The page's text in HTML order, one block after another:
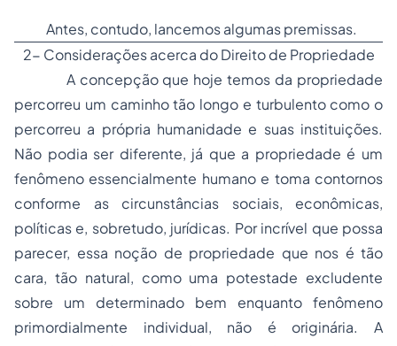
Antes, contudo, lancemos algumas premissas.
2- Considerações acerca do Direito de Propriedade
A concepção que hoje temos da propriedade
percorreu um caminho tão longo e turbulento como o
percorreu a própria humanidade e suas instituições.
Não podia ser diferente, já que a propriedade é um
fenômeno essencialmente humano e toma contornos
conforme as circunstâncias sociais, econômicas,
políticas e, sobretudo, jurídicas. Por incrível que possa
parecer, essa noção de propriedade que nos é tão
cara, tão natural, como uma potestade excludente
sobre um determinado bem enquanto fenômeno
primordialmente individual, não é originária. A